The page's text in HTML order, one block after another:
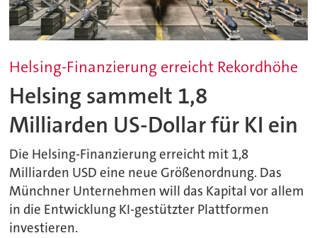
Helsing-Finanzierung erreicht Rekordhöhe
Helsing sammelt 1,8
Milliarden US-Dollar für KI ein
Die Helsing-Finanzierung erreicht mit 1,8
Milliarden USD eine neue Größenordnung. Das
Münchner Unternehmen will das Kapital vor allem
in die Entwicklung KI-gestützter Plattformen
investieren.